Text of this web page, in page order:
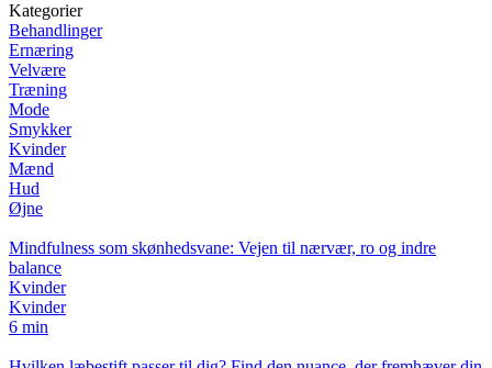
Kategorier
Behandlinger
Ernæring
Velvære
Træning
Mode
Smykker
Kvinder
Mænd
Hud
Øjne
Mindfulness som skønhedsvane: Vejen til nærvær, ro og indre
balance
Kvinder
Kvinder
6 min